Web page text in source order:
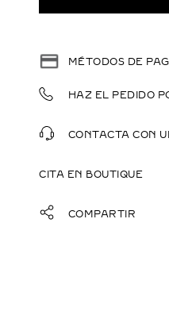
MÉTODOS DE
HAZ EL PEDIDO
CONTACTA CON
CITA EN BOUTIQUE
COMPARTIR